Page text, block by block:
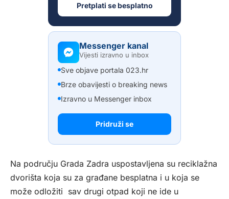
Pretplati se besplatno
Messenger kanal
Vijesti izravno u inbox
Sve objave portala 023.hr
Brze obavijesti o breaking news
Izravno u Messenger inbox
Pridruži se
Na području Grada Zadra uspostavljena su reciklažna
dvorišta koja su za građane besplatna i u koja se
može odložiti sav drugi otpad koji ne ide u